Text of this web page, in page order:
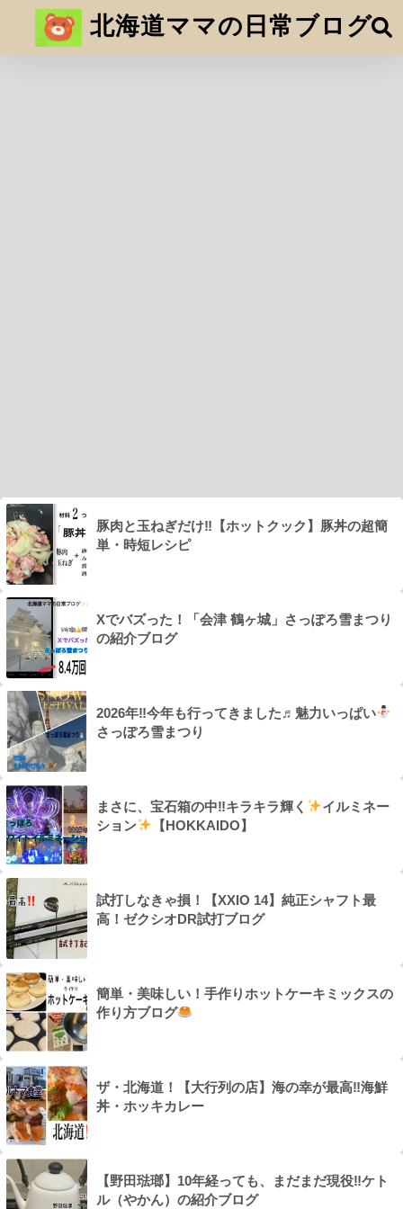
北海道ママの日常ブログ
豚肉と玉ねぎだけ‼【ホットクック】豚丼の超簡
単・時短レシピ
Xでバズった！「会津 鶴ヶ城」さっぽろ雪まつり
の紹介ブログ
2026年‼今年も行ってきました♬魅力いっぱい
さっぽろ雪まつり
まさに、宝石箱の中‼キラキラ輝く
イルミネー
ション
【HOKKAIDO】
試打しなきゃ損！【XXIO 14】純正シャフト最
高！ゼクシオDR試打ブログ
簡単・美味しい！手作りホットケーキミックスの
作り方ブログ
ザ・北海道！【大行列の店】海の幸が最高‼海鮮
丼・ホッキカレー
【野田琺瑯】10年経っても、まだまだ現役‼ケト
ル（やかん）の紹介ブログ